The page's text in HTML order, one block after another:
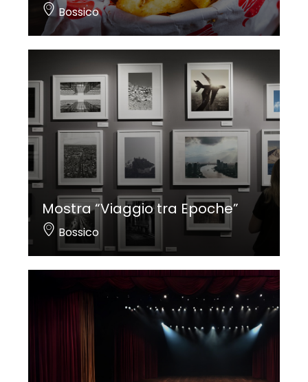
Bossico
Mostra “Viaggio tra Epoche”
Bossico